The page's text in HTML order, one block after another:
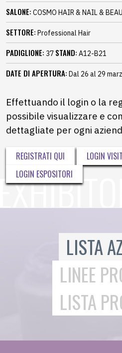
SALONE: COSMO HAIR & NAIL &
SETTORE: Professional Hair
PADIGLIONE: 37 STAND: A12-B21
DATE DI APERTURA: Dal 26 al 29
Effettuando il login o la
possibile visualizzare e
dettagliate per ogni
REGISTRATI QUI
LOGIN
LOGIN ESPOSITORI
LISTA
LINEE
LISTA